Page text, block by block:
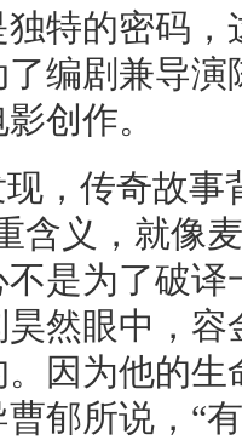
特的密码，
编剧兼导
创作。
，传奇故事
含义，就像
不是为了破
然眼中，
因为他的
郁所说，“